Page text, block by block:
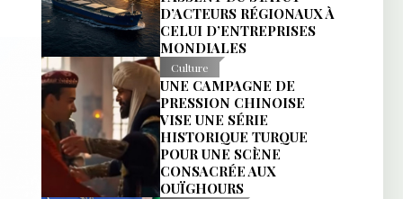
D’ACTEURS RÉGIONAUX À
CELUI D’ENTREPRISES
MONDIALES
Culture
UNE CAMPAGNE DE
PRESSION CHINOISE
VISE UNE SÉRIE
HISTORIQUE TURQUE
POUR UNE SCÈNE
CONSACRÉE AUX
OUÏGHOURS